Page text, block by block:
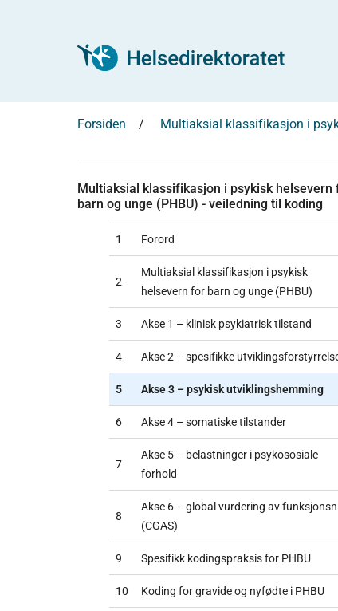
Forsiden Multiaksial klassifikasjon i
Multiaksial klassifikasjon i psykisk helsevern
barn og unge (PHBU) - veiledning til koding
1 Forord
2
Multiaksial klassifikasjon i psykisk
helsevern for barn og unge (PHBU)
3 Akse 1 – klinisk psykiatrisk tilstand
4 Akse 2 – spesifikke
5 Akse 3 – psykisk utviklingshemming
6 Akse 4 – somatiske tilstander
7
Akse 5 – belastninger i psykososiale
forhold
8
Akse 6 – global vurdering av
(CGAS)
9 Spesifikk kodingspraksis for PHBU
10 Koding for gravide og nyfødte i PHBU